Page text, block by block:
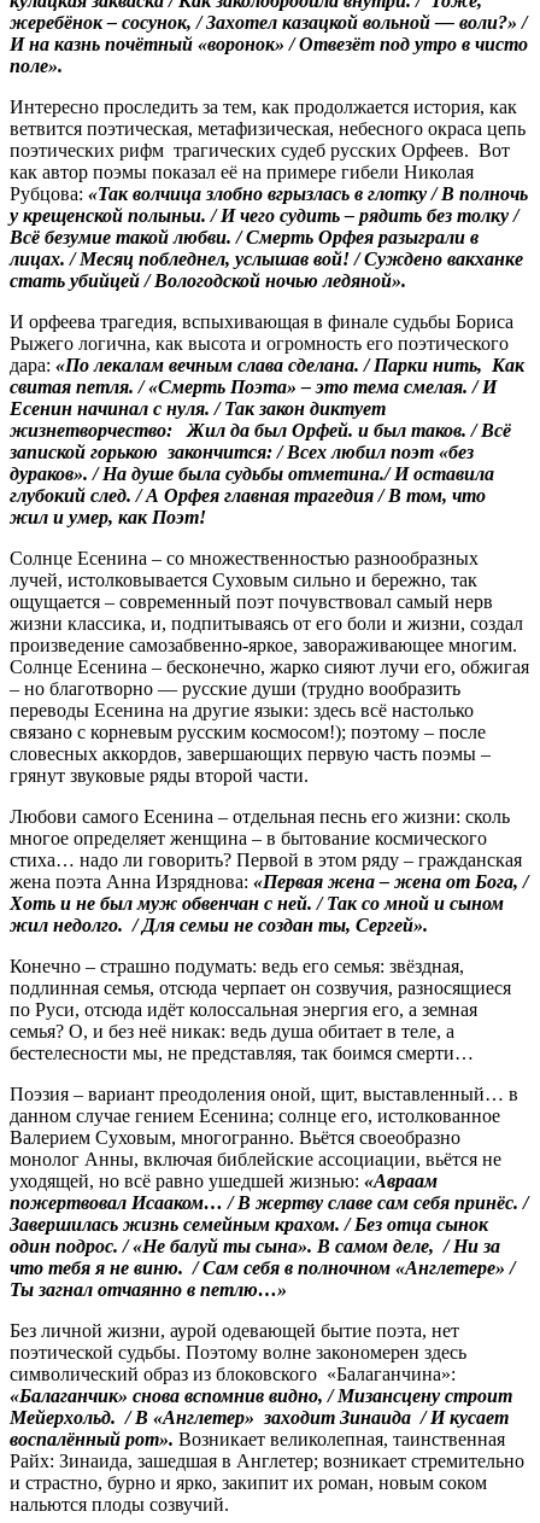
жеребёнок – сосунок, / Захотел казацкой вольной — воли?» /
И на казнь почётный «воронок» / Отвезёт под утро в чисто
поле».
Интересно проследить за тем, как продолжается история, как
ветвится поэтическая, метафизическая, небесного окраса цепь
поэтических рифм трагических судеб русских Орфеев. Вот
как автор поэмы показал её на примере гибели Николая
Рубцова: «Так волчица злобно вгрызлась в глотку / В полночь
у крещенской полыньи. / И чего судить – рядить без толку /
Всё безумие такой любви. / Смерть Орфея разыграли в
лицах. / Месяц побледнел, услышав вой! / Суждено вакханке
стать убийцей / Вологодской ночью ледяной».
И орфеева трагедия, вспыхивающая в финале судьбы Бориса
Рыжего логична, как высота и огромность его поэтического
дара: «По лекалам вечным слава сделана. / Парки нить, Как
свитая петля. / «Смерть Поэта» – это тема смелая. / И
Есенин начинал с нуля. / Так закон диктует
жизнетворчество: Жил да был Орфей. и был таков. / Всё
запиской горькою закончится: / Всех любил поэт «без
дураков». / На душе была судьбы отметина./ И оставила
глубокий след. / А Орфея главная трагедия / В том, что
жил и умер, как Поэт!
Солнце Есенина – со множественностью разнообразных
лучей, истолковывается Суховым сильно и бережно, так
ощущается – современный поэт почувствовал самый нерв
жизни классика, и, подпитываясь от его боли и жизни, создал
произведение самозабвенно-яркое, завораживающее многим.
Солнце Есенина – бесконечно, жарко сияют лучи его, обжигая
– но благотворно — русские души (трудно вообразить
переводы Есенина на другие языки: здесь всё настолько
связано с корневым русским космосом!); поэтому – после
словесных аккордов, завершающих первую часть поэмы –
грянут звуковые ряды второй части.
Любови самого Есенина – отдельная песнь его жизни: сколь
многое определяет женщина – в бытование космического
стиха… надо ли говорить? Первой в этом ряду – гражданская
жена поэта Анна Изряднова: «Первая жена – жена от Бога, /
Хоть и не был муж обвенчан с ней. / Так со мной и сыном
жил недолго. / Для семьи не создан ты, Сергей».
Конечно – страшно подумать: ведь его семья: звёздная,
подлинная семья, отсюда черпает он созвучия, разносящиеся
по Руси, отсюда идёт колоссальная энергия его, а земная
семья? О, и без неё никак: ведь душа обитает в теле, а
бестелесности мы, не представляя, так боимся смерти…
Поэзия – вариант преодоления оной, щит, выставленный… в
данном случае гением Есенина; солнце его, истолкованное
Валерием Суховым, многогранно. Вьётся своеобразно
монолог Анны, включая библейские ассоциации, вьётся не
уходящей, но всё равно ушедшей жизнью: «Авраам
пожертвовал Исааком… / В жертву славе сам себя принёс. /
Завершилась жизнь семейным крахом. / Без отца сынок
один подрос. / «Не балуй ты сына». В самом деле, / Ни за
что тебя я не виню. / Сам себя в полночном «Англетере» /
Ты загнал отчаянно в петлю…»
Без личной жизни, аурой одевающей бытие поэта, нет
поэтической судьбы. Поэтому волне закономерен здесь
символический образ из блоковского «Балаганчина»:
«Балаганчик» снова вспомнив видно, / Мизансцену строит
Мейерхольд. / В «Англетер» заходит Зинаида / И кусает
воспалённый рот». Возникает великолепная, таинственная
Райх: Зинаида, зашедшая в Англетер; возникает стремительно
и страстно, бурно и ярко, закипит их роман, новым соком
нальются плоды созвучий.